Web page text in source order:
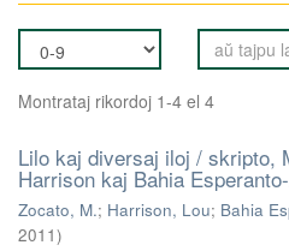
Montrataj rikordoj 1-4 el 4
Lilo kaj diversaj iloj / skripto,
Harrison kaj Bahia
Zocato, M.; Harrison, Lou; Bahia
2011)